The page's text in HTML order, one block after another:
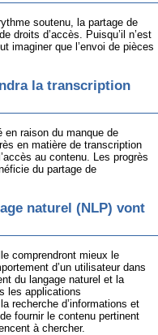
soutenu, la partage de
droits d’accès. Puisqu’il n’est
imaginer que l’envoi de pièces
la transcription
en raison du manque de
en matière de transcription
au contenu. Les progrès
du partage de
naturel (NLP) vont
comprendront mieux le
d’un utilisateur dans
du langage naturel et la
les applications
recherche d’informations et
fournir le contenu pertinent
à chercher.